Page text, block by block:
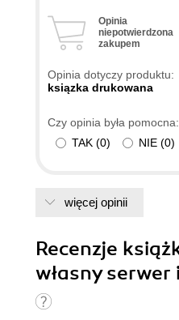
Opinia
niepotwierdzona
zakupem
Opinia dotyczy produktu:
ksiązka drukowana
Czy opinia była pomocna:
TAK (0) NIE (0)
więcej opinii
Recenzje
własny